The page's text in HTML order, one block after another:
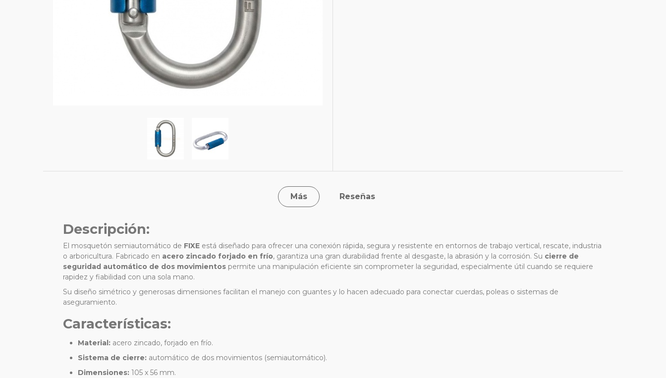
Más Reseñas
Descripción:
El mosquetón semiautomático de FIXE está diseñado para ofrecer una conexión rápida, segura y resistente en entornos de trabajo vertical, rescate, industria
o arboricultura. Fabricado en acero zincado forjado en frío, garantiza una gran durabilidad frente al desgaste, la abrasión y la corrosión. Su cierre de
seguridad automático de dos movimientos permite una manipulación eficiente sin comprometer la seguridad, especialmente útil cuando se requiere
rapidez y fiabilidad con una sola mano.
Su diseño simétrico y generosas dimensiones facilitan el manejo con guantes y lo hacen adecuado para conectar cuerdas, poleas o sistemas de
aseguramiento.
Características:
Material: acero zincado, forjado en frío.
Sistema de cierre: automático de dos movimientos (semiautomático).
Dimensiones: 105 x 56 mm.